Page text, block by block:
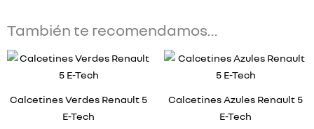
También te recomendamos…
Calcetines Verdes Renault 5
E-Tech
Este
Calcetines Azules Renault 5
E-Tech